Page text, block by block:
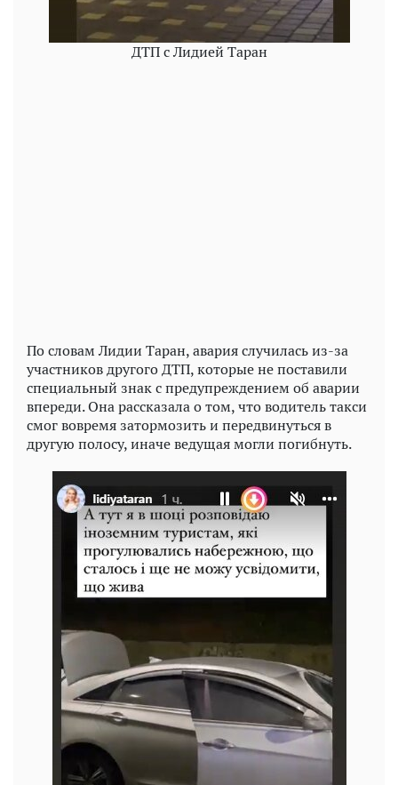
ДТП с Лидией Таран
По словам Лидии Таран, авария случилась из-за
участников другого ДТП, которые не поставили
специальный знак с предупреждением об аварии
впереди. Она рассказала о том, что водитель такси
смог вовремя затормозить и передвинуться в
другую полосу, иначе ведущая могли погибнуть.